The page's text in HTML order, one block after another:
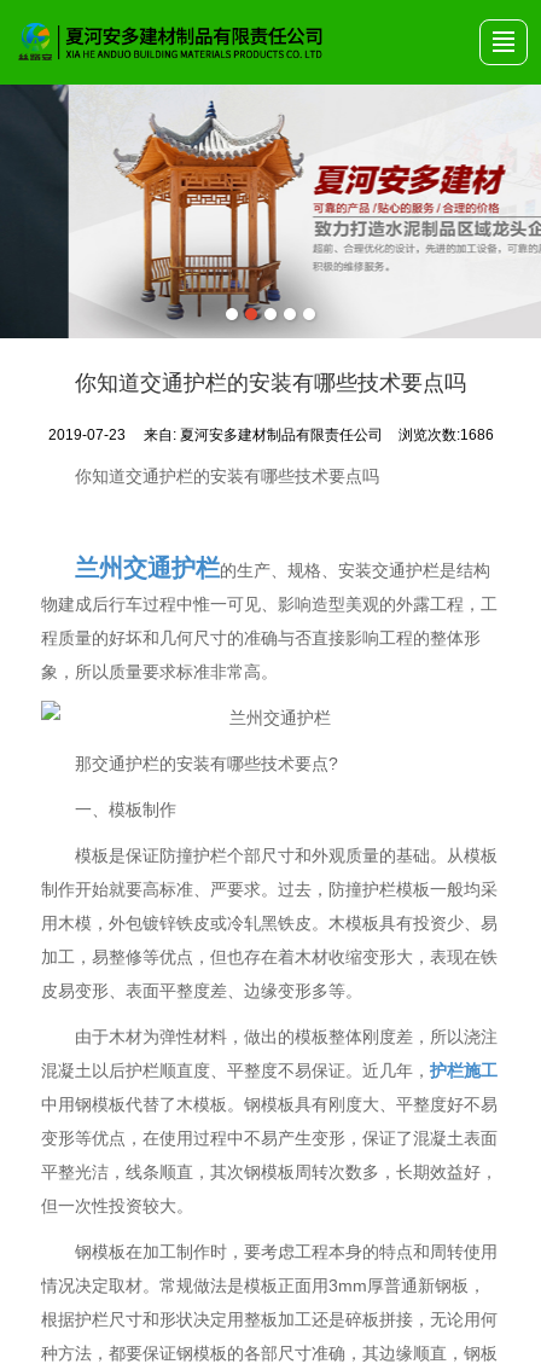
你知道交通护栏的安装有哪些技术要点吗
2019-07-23 来自: 夏河安多建材制品有限责任公司 浏览次数:1686
你知道交通护栏的安装有哪些技术要点吗
兰州交通护栏的生产、规格、安装交通护栏是结构
物建成后行车过程中惟一可见、影响造型美观的外露工程，工
程质量的好坏和几何尺寸的准确与否直接影响工程的整体形
象，所以质量要求标准非常高。
那交通护栏的安装有哪些技术要点?
一、模板制作
模板是保证防撞护栏个部尺寸和外观质量的基础。从模板
制作开始就要高标准、严要求。过去，防撞护栏模板一般均采
用木模，外包镀锌铁皮或冷轧黑铁皮。木模板具有投资少、易
加工，易整修等优点，但也存在着木材收缩变形大，表现在铁
皮易变形、表面平整度差、边缘变形多等。
由于木材为弹性材料，做出的模板整体刚度差，所以浇注
混凝土以后护栏顺直度、平整度不易保证。近几年，护栏施工
中用钢模板代替了木模板。钢模板具有刚度大、平整度好不易
变形等优点，在使用过程中不易产生变形，保证了混凝土表面
平整光洁，线条顺直，其次钢模板周转次数多，长期效益好，
但一次性投资较大。
钢模板在加工制作时，要考虑工程本身的特点和周转使用
情况决定取材。常规做法是模板正面用3mm厚普通新钢板，
根据护栏尺寸和形状决定用整板加工还是碎板拼接，无论用何
种方法，都要保证钢模板的各部尺寸准确，其边缘顺直，钢板